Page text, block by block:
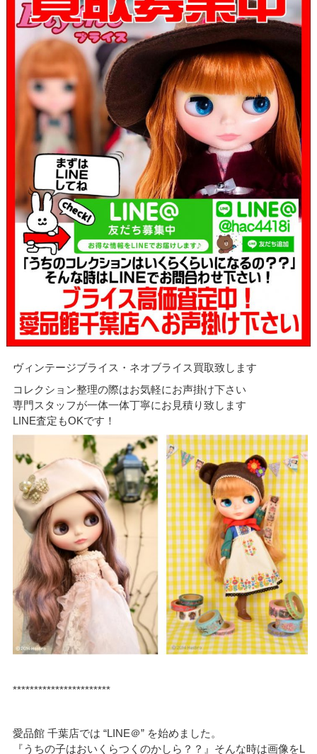
ヴィンテージブライス・ネオブライス買取致します
コレクション整理の際はお気軽にお声掛け下さい
専門スタッフが一体一体丁寧にお見積り致します
LINE査定もOKです！
***********************
愛品館 千葉店では “LINE＠” を始めました。
『うちの子はおいくらつくのかしら？？』そんな時は画像をL